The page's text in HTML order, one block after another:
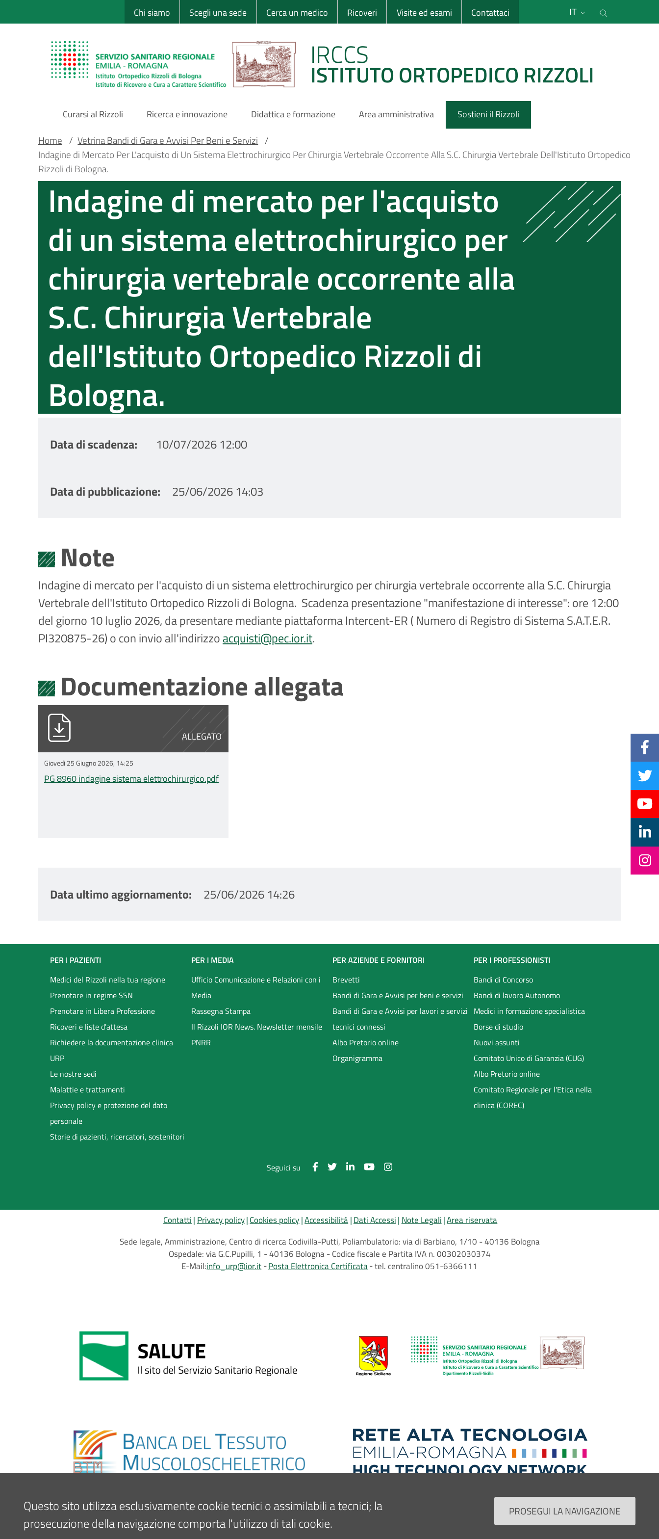
al
Sito Web Istituto Ortopedico Rizzoli
Chi siamo Scegli una sede Cerca un medico Ricoveri Visite ed esami Contattaci IT
IRCCS
ISTITUTO ORTOPEDICO RIZZOLI
Main
Navigation
Curarsi al Rizzoli Ricerca e innovazione Didattica e formazione Area amministrativa Sostieni il Rizzoli
Main container
Briciole
pane
Home / Vetrina Bandi di Gara e Avvisi Per Beni e Servizi /
Indagine di Mercato Per L'acquisto di Un Sistema Elettrochirurgico Per Chirurgia Vertebrale Occorrente Alla S.C. Chirurgia Vertebrale Dell'Istituto Ortopedico
Rizzoli di Bologna.
Indagine di mercato per l'acquisto
di un sistema elettrochirurgico per
chirurgia vertebrale occorrente alla
S.C. Chirurgia Vertebrale
dell'Istituto Ortopedico Rizzoli di
Bologna.
Data di scadenza 10/07/2026 12:00
Data di pubblicazione 25/06/2026 14:03
Note
Indagine di mercato per l'acquisto di un sistema elettrochirurgico per chirurgia vertebrale occorrente alla S.C. Chirurgia
Vertebrale dell'Istituto Ortopedico Rizzoli di Bologna. Scadenza presentazione "manifestazione di interesse": ore 12:00
del giorno 10 luglio 2026, da presentare mediante piattaforma Intercent-ER ( Numero di Registro di Sistema S.A.T.E.R.
PI320875-26) o con invio all'indirizzoacquisti@pec.ior.it.
Documentazione allegata
ALLEGATO
PG 8960 indagine sistema elettrochirurgico.pdf
Giovedì 25 Giugno 2026, 14:25
PG 8960 indagine sistema elettrochirurgico.pdf
Data ultimo aggiornamento 25/06/2026 14:26
Footer
menu
PER I PAZIENTI
Medici del Rizzoli nella tua regione
Prenotare in regime SSN
Prenotare in Libera Professione
Ricoveri e liste d'attesa
Richiedere la documentazione clinica
URP
Le nostre sedi
Malattie e trattamenti
Privacy policy e protezione del dato
personale
Storie di pazienti, ricercatori, sostenitori
PER I MEDIA
Ufficio Comunicazione e Relazioni con i
Media
Rassegna Stampa
Il Rizzoli IOR News. Newsletter mensile
PNRR
PER AZIENDE E FORNITORI
Brevetti
Bandi di Gara e Avvisi per beni e servizi
Bandi di Gara e Avvisi per lavori e servizi
tecnici connessi
Albo Pretorio online
Organigramma
PER I PROFESSIONISTI
Bandi di Concorso
Bandi di lavoro Autonomo
Medici in formazione specialistica
Borse di studio
Nuovi assunti
Comitato Unico di Garanzia (CUG)
Albo Pretorio online
Comitato Regionale per l'Etica nella
clinica (COREC)
Seguici su
Contatti Privacy policy Cookies policy Accessibilità Dati Accessi Note Legali Area riservata
Sede legale, Amministrazione, Centro di ricerca Codivilla-Putti, Poliambulatorio: via di Barbiano, 1/10 - 40136 Bologna
Ospedale: via G.C.Pupilli, 1 - 40136 Bologna - Codice fiscale e Partita IVA n. 00302030374
E-Mail:info_urp@ior.it Posta Elettronica Certificata tel. centralino 051-6366111
Questo sito utilizza esclusivamente cookie tecnici o assimilabili a tecnici; la
prosecuzione della navigazione comporta l'utilizzo di tali cookie.
PROSEGUI LA NAVIGAZIONE